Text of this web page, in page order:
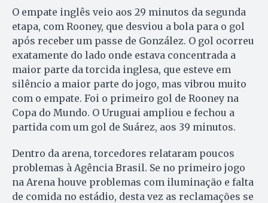
O empate inglês veio aos 29 minutos da segunda
etapa, com Rooney, que desviou a bola para o gol
após receber um passe de González. O gol ocorreu
exatamente do lado onde estava concentrada a
maior parte da torcida inglesa, que esteve em
silêncio a maior parte do jogo, mas vibrou muito
com o empate. Foi o primeiro gol de Rooney na
Copa do Mundo. O Uruguai ampliou e fechou a
partida com um gol de Suárez, aos 39 minutos.
Dentro da arena, torcedores relataram poucos
problemas à Agência Brasil. Se no primeiro jogo
na Arena houve problemas com iluminação e falta
de comida no estádio, desta vez as reclamações se